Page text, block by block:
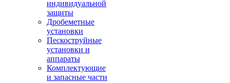
индивидуальной
защиты
Дробеметные
установки
Пескоструйные
установки и
аппараты
Комплектующие
и запасные части